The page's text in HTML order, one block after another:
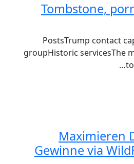
Tombstone,
PostsTrump contact
groupHistoric servicesThe
Maximieren
Gewinne via